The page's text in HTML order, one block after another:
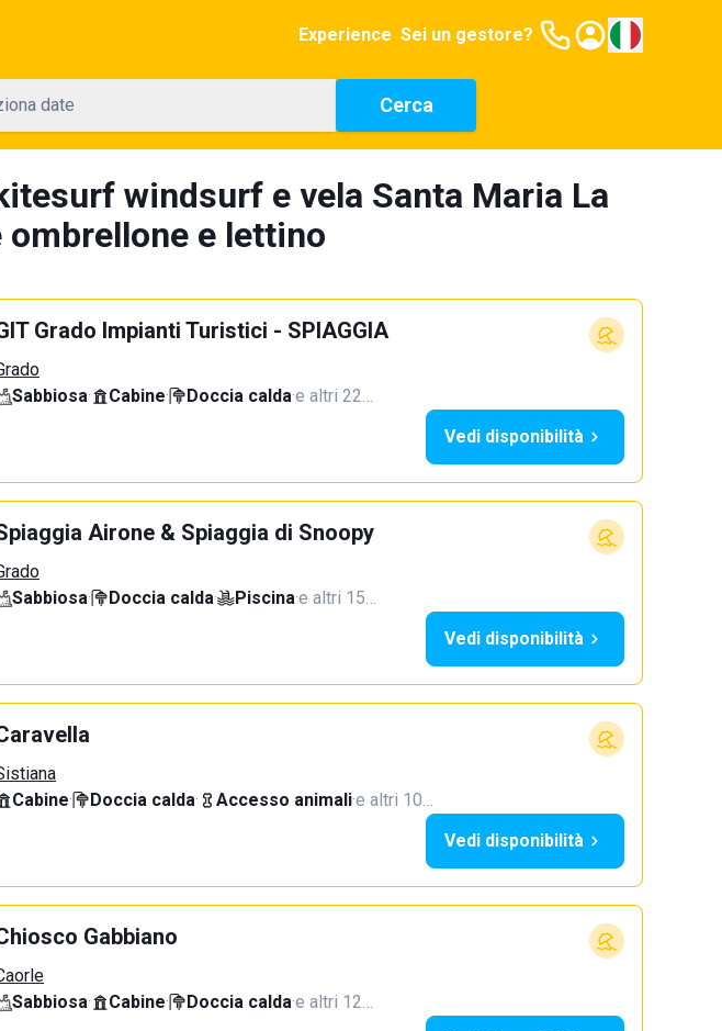
Experience Sei un gestore?
date Cerca
windsurf e vela Santa Maria La
ombrellone e lettino
Grado Impianti Turistici - SPIAGGIA
Sabbiosa· Cabine· Doccia calda·e altri 22…
Vedi disponibilità
Airone & Spiaggia di Snoopy
Sabbiosa· Doccia calda· Piscina·e altri 15…
Vedi disponibilità
Cabine· Doccia calda· Accesso animali·e altri 10…
Vedi disponibilità
Gabbiano
Sabbiosa· Cabine· Doccia calda·e altri 12…